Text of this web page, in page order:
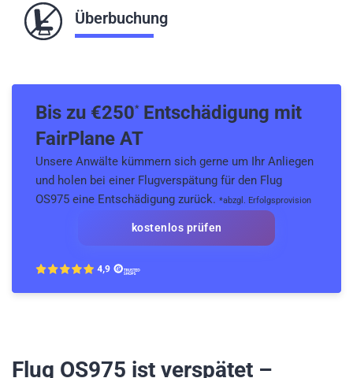
Überbuchung
Bis zu €250*Entschädigung mit
FairPlane AT
Unsere Anwälte kümmern sich gerne um Ihr Anliegen
und holen bei einer Flugverspätung für den Flug
OS975 eine Entschädigung zurück. *abzgl. Erfolgsprovision
kostenlos prüfen
Flug OS975 ist verspätet –